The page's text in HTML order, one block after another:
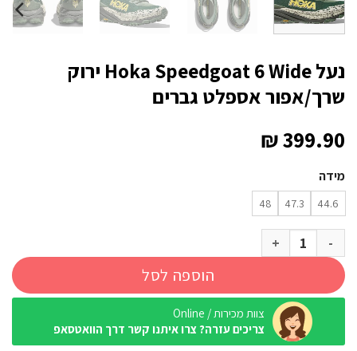
נעל Hoka Speedgoat 6 Wide ירוק
שרך/אפור אספלט גברים
₪399.90
מידה
44.6
47.3
48
כמות של נעל Hoka Speedgoat 6 Wide ירוק שרך/אפור אספלט גברים
הוספה לסל
צוות מכירות / Online
צריכים עזרה? צרו איתנו קשר דרך הוואטסאפ